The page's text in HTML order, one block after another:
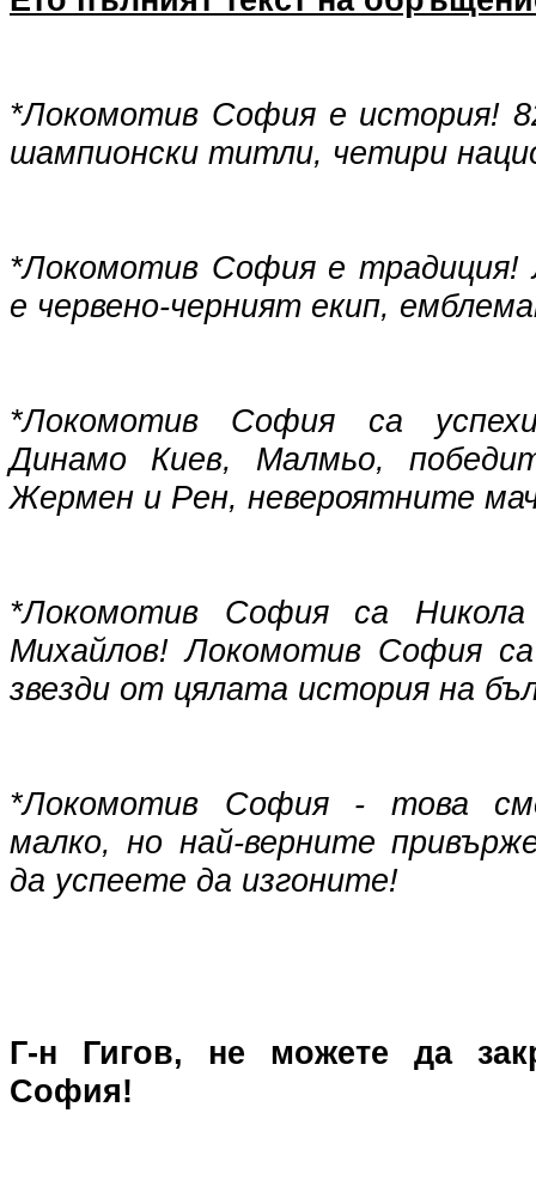
*Локомотив София е история!
шампионски титли, четири
*Локомотив София е
е червено-черният екип,
*Локомотив София са
Динамо Киев, Малмьо,
Жермен и Рен, невероятните
*Локомотив София са
Михайлов! Локомотив София
звезди от цялата история на
*Локомотив София - това
малко, но най-верните
да успеете да изгоните!
Г-н Гигов, не можете да
София!